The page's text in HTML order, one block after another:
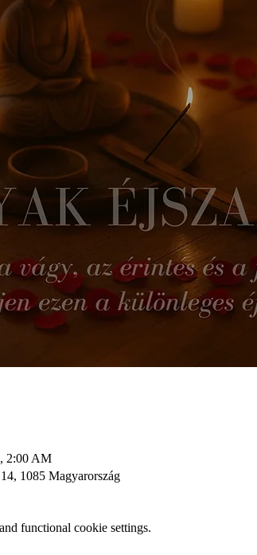
2:00 AM
1085 Magyarország
functional cookie settings.